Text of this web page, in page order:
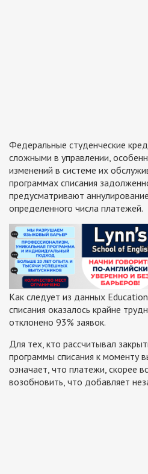
Федеральные студенческие
сложными в управлении,
изменений в системе их
программах списания
предусматривают
определенного числа платежей.
Как следует из данных
списания оказалось крайне
отклонено 93% заявок.
Для тех, кто рассчитывал
программы списания к моменту
означает, что платежи, скорее
возобновить, что добавляет